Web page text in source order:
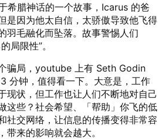
希腊神话的一个故事，Icarus 的爸
是因为他太自信，太骄傲导致他飞得
羽毛融化而坠落。故事警惕人们
局限性”。
骗局，youtube 上有 Seth Godin
3 分钟，值得看一下。大意是，工作
现状，但工作也让人们不断地对自己
这些？社会希望、「帮助」你飞的低
社交网络，让信息的传播变得非常容
来的影响就会越大。